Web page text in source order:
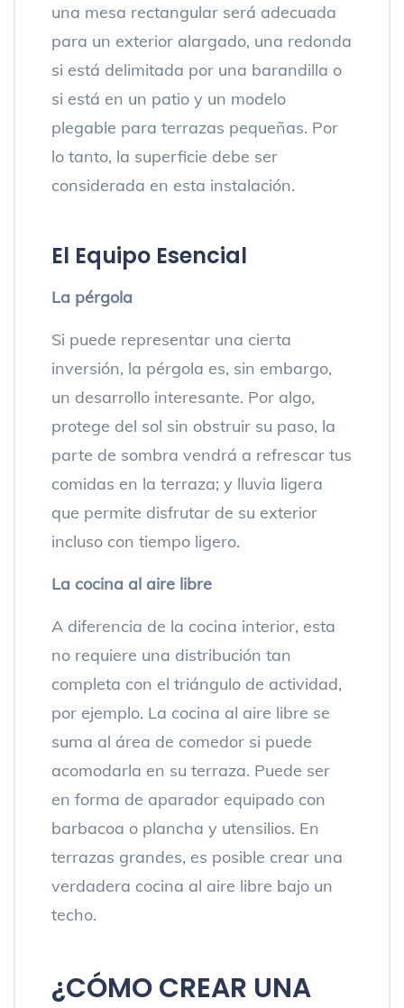
una mesa rectangular será adecuada
para un exterior alargado, una redonda
si está delimitada por una barandilla o
si está en un patio y un modelo
plegable para terrazas pequeñas. Por
lo tanto, la superficie debe ser
considerada en esta instalación.
El Equipo Esencial
La pérgola
Si puede representar una cierta
inversión, la pérgola es, sin embargo,
un desarrollo interesante. Por algo,
protege del sol sin obstruir su paso, la
parte de sombra vendrá a refrescar tus
comidas en la terraza; y lluvia ligera
que permite disfrutar de su exterior
incluso con tiempo ligero.
La cocina al aire libre
A diferencia de la cocina interior, esta
no requiere una distribución tan
completa con el triángulo de actividad,
por ejemplo. La cocina al aire libre se
suma al área de comedor si puede
acomodarla en su terraza. Puede ser
en forma de aparador equipado con
barbacoa o plancha y utensilios. En
terrazas grandes, es posible crear una
verdadera cocina al aire libre bajo un
techo.
¿CÓMO CREAR UNA